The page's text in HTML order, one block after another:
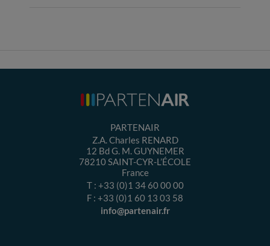
PARTENAIR
Z.A. Charles RENARD
12 Bd G. M. GUYNEMER
78210SAINT-CYR-L’ÉCOLE
France
T : +33 (0)1 34 60 00 00
F : +33 (0)1 60 13 03 58
info@partenair.fr